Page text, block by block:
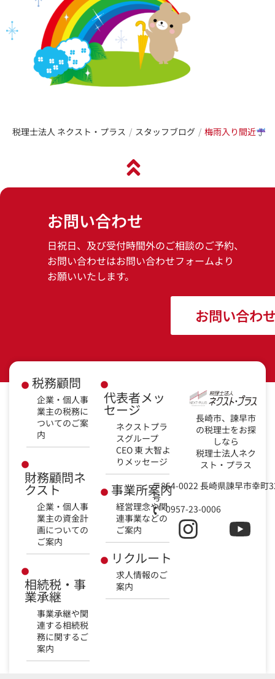
税理士法人 ネクスト・プラス スタッフブログ 梅雨入り間近
お問い合わせ
日祝日、及び受付時間外のご相談のご予約、
お問い合わせはお問い合わせフォームより
お願いいたします。
お問い合わ
税務顧問
企業・個人事
業主の税務に
ついてのご案
内
財務顧問ネ
クスト
企業・個人事
業主の資金計
画についての
ご案内
相続税・事
業承継
事業承継や関
連する相続税
務に関するご
案内
代表者メッ
セージ
ネクストプラ
スグループ
CEO 東 大智よ
りメッセージ
事業所案内
経営理念や関
連事業などの
ご案内
リクルート
求人情報のご
案内
長崎市、諫早市
の税理士をお探
しなら
税理士法人ネク
スト・プラス
〒854-0022 長崎県諫早市幸町
号
0957-23-0006